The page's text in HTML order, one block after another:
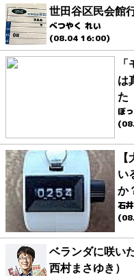
世田谷区民会館
べつやく れい
(08.04 16:00)
は
た
ぼ
い
か
石
ベランダに咲い
西村まさゆき）